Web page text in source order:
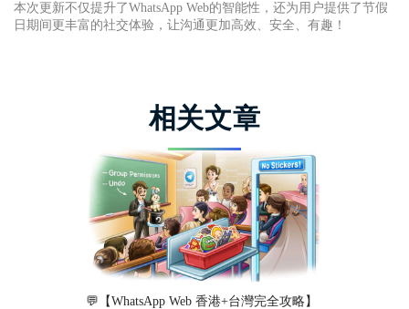
本次更新不仅提升了WhatsApp Web的智能性，还为用户提供了节假
日期间更丰富的社交体验，让沟通更加高效、安全、有趣！
相关文章
💬【WhatsApp Web 香港+台灣完全攻略】